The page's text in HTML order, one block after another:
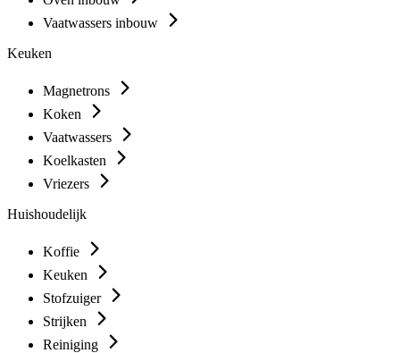
Vaatwassers inbouw
Keuken
Magnetrons
Koken
Vaatwassers
Koelkasten
Vriezers
Huishoudelijk
Koffie
Keuken
Stofzuiger
Strijken
Reiniging